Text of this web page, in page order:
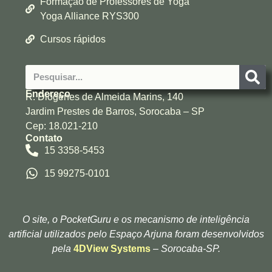
Yoga Alliance RYS300
Cursos rápidos
Endereço
R. Diógenes de Almeida Marins, 140
Jardim Prestes de Barros, Sorocaba – SP
Cep: 18.021-210
Contato
15 3358-5453
15 99275-0101
O site, o PocketGuru e os mecanismo de inteligência
artificial utilizados pelo Espaço Arjuna foram desenvolvidos
pela 4DView Systems– Sorocaba-SP.